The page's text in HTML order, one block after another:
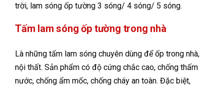
trời, lam sóng ốp tường 3 sóng/ 4 sóng/ 5 sóng.
Tấm lam sóng ốp tường trong nhà
Là những tấm lam sóng chuyên dùng để ốp trong nhà,
nội thất. Sản phẩm có độ cứng chắc cao, chống thấm
nước, chống ẩm mốc, chống cháy an toàn. Đặc biệt,